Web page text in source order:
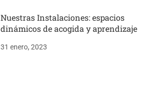
Nuestras Instalaciones: espacios
dinámicos de acogida y aprendizaje
31 enero, 2023